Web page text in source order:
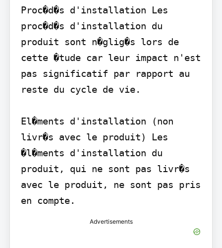
Proc�d�s d'installation Les
proc�d�s d'installation du
produit sont n�glig�s lors de
cette �tude car leur impact n'est
pas significatif par rapport au
reste du cycle de vie.
El�ments d'installation (non
livr�s avec le produit) Les
�l�ments d'installation du
produit, qui ne sont pas livr�s
avec le produit, ne sont pas pris
en compte.
Advertisements